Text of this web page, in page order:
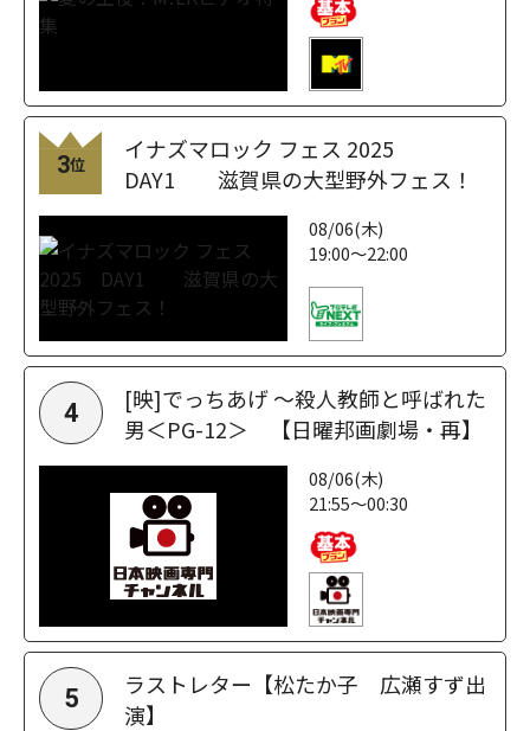
3位
イナズマロック フェス 2025
DAY1 滋賀県の大型野外フェス！
08/06(木)
19:00～22:00
4
[映]でっちあげ ～殺人教師と呼ばれた
男＜PG-12＞ 【日曜邦画劇場・再】
08/06(木)
21:55～00:30
5
ラストレター【松たか子 広瀬すず出
演】